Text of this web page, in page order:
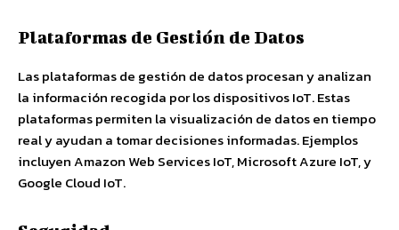
Plataformas de Gestión de Datos
Las plataformas de gestión de datos procesan y analizan
la información recogida por los dispositivos IoT. Estas
plataformas permiten la visualización de datos en tiempo
real y ayudan a tomar decisiones informadas. Ejemplos
incluyen Amazon Web Services IoT, Microsoft Azure IoT, y
Google Cloud IoT.